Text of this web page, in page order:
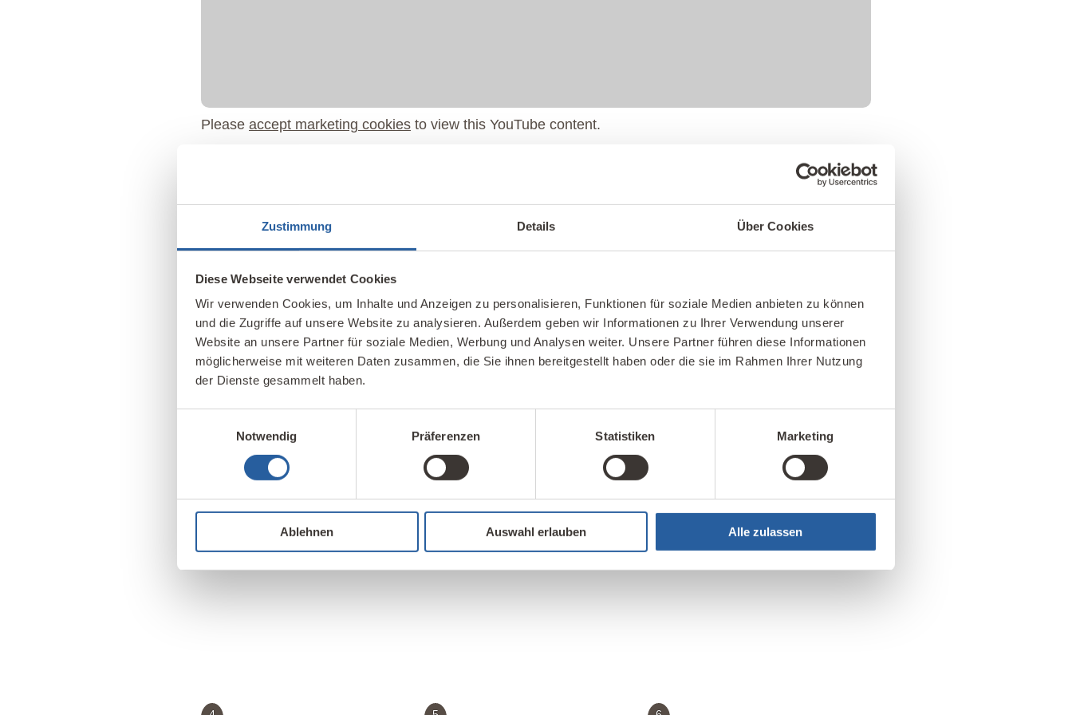
Zustimmung Details Über Cookies
Diese Webseite verwendet Cookies
Wir verwenden Cookies, um Inhalte und Anzeigen zu personalisieren, Funktionen für soziale Medien anbieten zu können
und die Zugriffe auf unsere Website zu analysieren. Außerdem geben wir Informationen zu Ihrer Verwendung unserer
Website an unsere Partner für soziale Medien, Werbung und Analysen weiter. Unsere Partner führen diese Informationen
möglicherweise mit weiteren Daten zusammen, die Sie ihnen bereitgestellt haben oder die sie im Rahmen Ihrer Nutzung
der Dienste gesammelt haben.
Notwendig
Präferenzen Statistiken Marketing
Ablehnen Auswahl erlauben Alle zulassen
Please accept marketing cookies to view this YouTube content.
1
2
3